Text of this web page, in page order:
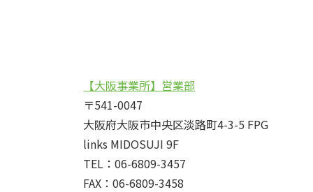
【大阪事業所】営業部
〒541-0047
大阪府大阪市中央区淡路町4-3-5 FPG
links MIDOSUJI 9F
TEL：06-6809-3457
FAX：06-6809-3458